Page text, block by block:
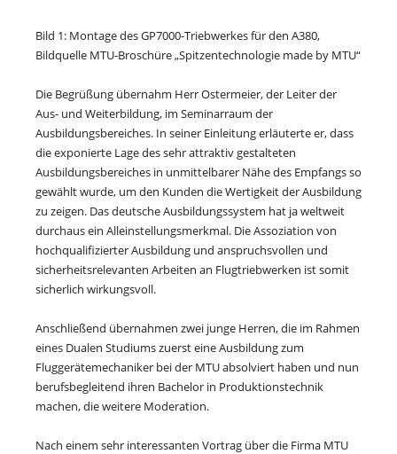
Bild 1: Montage des GP7000-Triebwerkes für den A380,
Bildquelle MTU-Broschüre „Spitzentechnologie made by MTU“
Die Begrüßung übernahm Herr Ostermeier, der Leiter der
Aus- und Weiterbildung, im Seminarraum der
Ausbildungsbereiches. In seiner Einleitung erläuterte er, dass
die exponierte Lage des sehr attraktiv gestalteten
Ausbildungsbereiches in unmittelbarer Nähe des Empfangs so
gewählt wurde, um den Kunden die Wertigkeit der Ausbildung
zu zeigen. Das deutsche Ausbildungssystem hat ja weltweit
durchaus ein Alleinstellungsmerkmal. Die Assoziation von
hochqualifizierter Ausbildung und anspruchsvollen und
sicherheitsrelevanten Arbeiten an Flugtriebwerken ist somit
sicherlich wirkungsvoll.
Anschließend übernahmen zwei junge Herren, die im Rahmen
eines Dualen Studiums zuerst eine Ausbildung zum
Fluggerätemechaniker bei der MTU absolviert haben und nun
berufsbegleitend ihren Bachelor in Produktionstechnik
machen, die weitere Moderation.
Nach einem sehr interessanten Vortrag über die Firma MTU